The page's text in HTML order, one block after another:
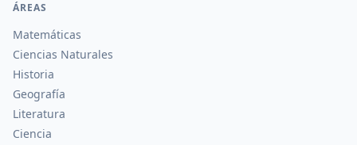
ÁREAS
Matemáticas
Ciencias Naturales
Historia
Geografía
Literatura
Ciencia